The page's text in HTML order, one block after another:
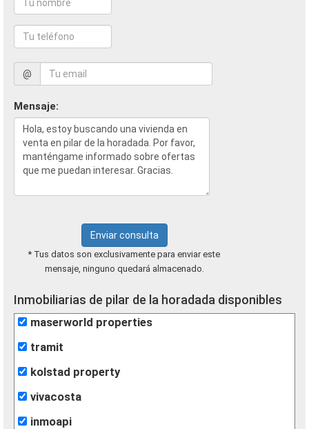
@
Mensaje:
Enviar consulta
* Tus datos son exclusivamente para enviar este
mensaje, ninguno quedará almacenado.
Inmobiliarias de pilar de la horadada disponibles
maserworld properties
tramit
kolstad property
vivacosta
inmoapi